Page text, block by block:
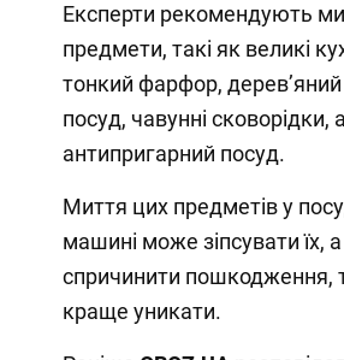
Експерти рекомендують
предмети, такі як великі
тонкий фарфор, дерев’яний
посуд, чавунні сковорідки,
антипригарний посуд.
Миття цих предметів у
машині може зіпсувати їх,
спричинити пошкодження,
краще уникати.